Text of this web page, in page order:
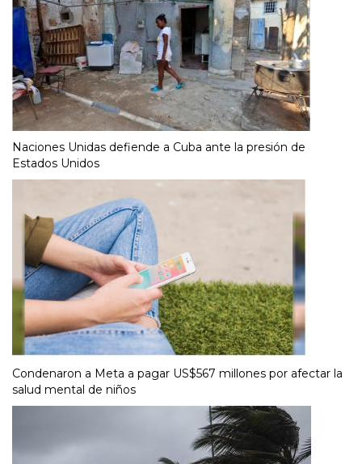
Naciones Unidas defiende a Cuba ante la presión de
Estados Unidos
Condenaron a Meta a pagar US$567 millones por afectar la
salud mental de niños